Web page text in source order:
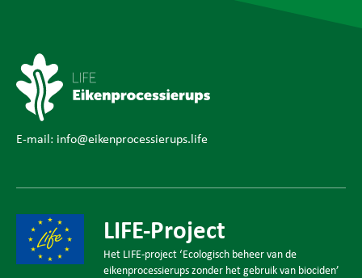
E-mail: info@eikenprocessierups.life
LIFE-Project
Het LIFE-project ‘Ecologisch beheer van de
eikenprocessierups zonder het gebruik van biociden’